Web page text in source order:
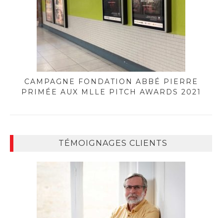
CAMPAGNE FONDATION ABBÉ PIERRE
PRIMÉE AUX MLLE PITCH AWARDS 2021
TÉMOIGNAGES CLIENTS